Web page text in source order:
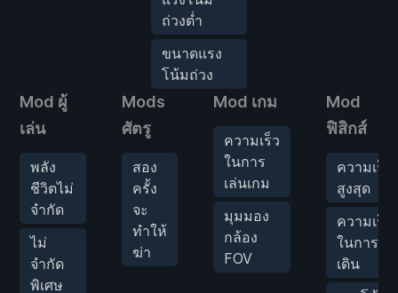
ถ่วงต่ำ
ขนาดแรง
โน้มถ่วง
Mod ผู้
เล่น
พลัง
ชีวิตไม่
จำกัด
ไม่
จำกัด
พิเศษ
Mods
ศัตรู
สอง
ครั้ง
จะ
ทำให้
ฆ่า
Mod เกม
ความเร็ว
ในการ
เล่นเกม
มุมมอง
กล้อง
FOV
Mod
ฟิสิกส์
ความเร็ว
สูงสุด
ความเร็ว
ในการ
เดิน